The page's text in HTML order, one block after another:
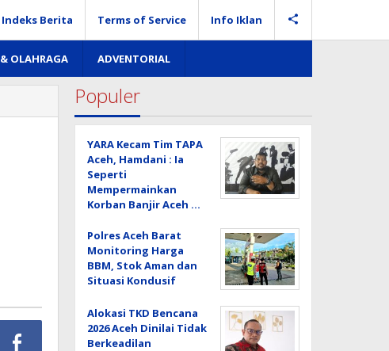
Indeks Berita Terms of Service Info Iklan
OLAHRAGA ADVENTORIAL
Populer
YARA Kecam Tim TAPA
Aceh, Hamdani : Ia
Seperti
Mempermainkan
Korban Banjir Aceh …
Polres Aceh Barat
Monitoring Harga
BBM, Stok Aman dan
Situasi Kondusif
Alokasi TKD Bencana
2026 Aceh Dinilai Tidak
Berkeadilan